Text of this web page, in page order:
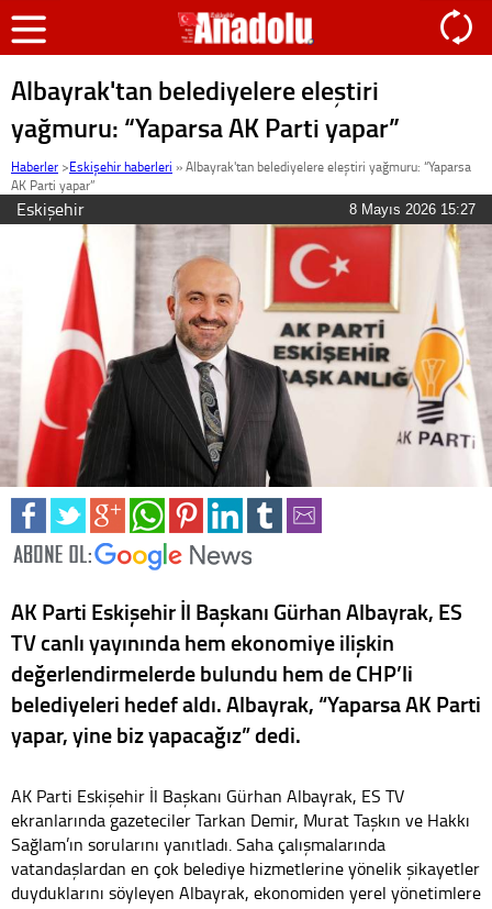
Albayrak'tan belediyelere eleştiri
yağmuru: “Yaparsa AK Parti yapar”
Haberler >Eskişehir haberleri »Albayrak'tan belediyelere eleştiri yağmuru: “Yaparsa
AK Parti yapar”
Eskişehir 8 Mayıs 2026 15:27
AK Parti Eskişehir İl Başkanı Gürhan Albayrak, ES
TV canlı yayınında hem ekonomiye ilişkin
değerlendirmelerde bulundu hem de CHP’li
belediyeleri hedef aldı. Albayrak, “Yaparsa AK Parti
yapar, yine biz yapacağız” dedi.
AK Parti Eskişehir İl Başkanı Gürhan Albayrak, ES TV
ekranlarında gazeteciler Tarkan Demir, Murat Taşkın ve Hakkı
Sağlam’ın sorularını yanıtladı. Saha çalışmalarında
vatandaşlardan en çok belediye hizmetlerine yönelik şikayetler
duyduklarını söyleyen Albayrak, ekonomiden yerel yönetimlere